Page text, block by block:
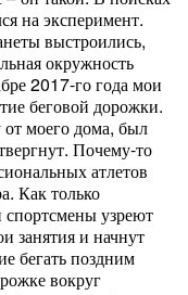
на эксперимент.
выстроились,
окружность
2017-го года мои
беговой дорожки.
моего дома, был
Почему-то
атлетов
Как только
узреют
занятия и начнут
бегать поздним
вокруг